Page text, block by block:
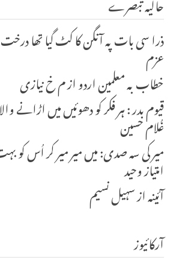
ذرا سی بات پہ آنگن کا کٹ گیا تھا درخت
عزم
خطاب بہ معلمین اردوازم خ نیازی
قیوم بدر : ہر فکر کو دھوئیں میں اڑانے
غُلام حسین
میر کی سہ صدی: میں میر میر کر اُس کو
امتیاز وحید
آئینہازسہیل نسیم
آرکائیوز